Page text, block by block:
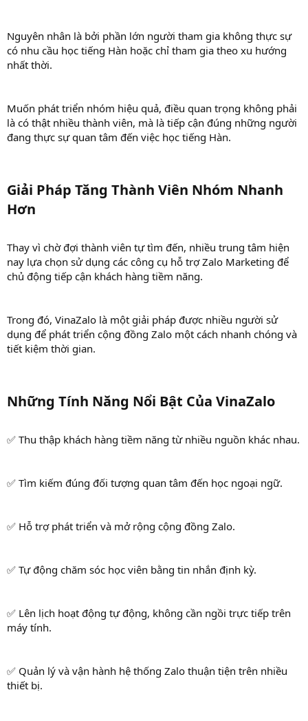
Nguyên nhân là bởi phần lớn người tham gia không thực sự
có nhu cầu học tiếng Hàn hoặc chỉ tham gia theo xu hướng
nhất thời.
Muốn phát triển nhóm hiệu quả, điều quan trọng không phải
là có thật nhiều thành viên, mà là tiếp cận đúng những người
đang thực sự quan tâm đến việc học tiếng Hàn.
Giải Pháp Tăng Thành Viên Nhóm Nhanh
Hơn​
Thay vì chờ đợi thành viên tự tìm đến, nhiều trung tâm hiện
nay lựa chọn sử dụng các công cụ hỗ trợ Zalo Marketing để
chủ động tiếp cận khách hàng tiềm năng.
Trong đó, VinaZalo là một giải pháp được nhiều người sử
dụng để phát triển cộng đồng Zalo một cách nhanh chóng và
tiết kiệm thời gian.
Những Tính Năng Nổi Bật Của VinaZalo​
✅ Thu thập khách hàng tiềm năng từ nhiều nguồn khác nhau.
✅ Tìm kiếm đúng đối tượng quan tâm đến học ngoại ngữ.
✅ Hỗ trợ phát triển và mở rộng cộng đồng Zalo.
✅ Tự động chăm sóc học viên bằng tin nhắn định kỳ.
✅ Lên lịch hoạt động tự động, không cần ngồi trực tiếp trên
máy tính.
✅ Quản lý và vận hành hệ thống Zalo thuận tiện trên nhiều
thiết bị.